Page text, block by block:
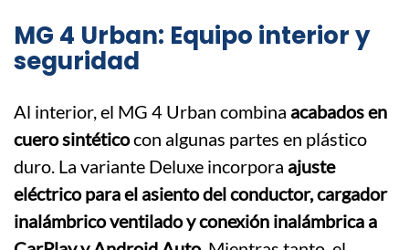
MG 4 Urban: Equipo interior y
seguridad
Al interior, el MG 4 Urban combina acabados en
cuero sintéticocon algunas partes en plástico
duro. La variante Deluxe incorpora ajuste
eléctrico para el asiento del conductor, cargador
inalámbrico ventilado y conexión inalámbrica a